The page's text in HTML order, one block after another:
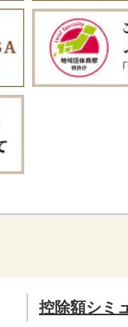
控除額シミ